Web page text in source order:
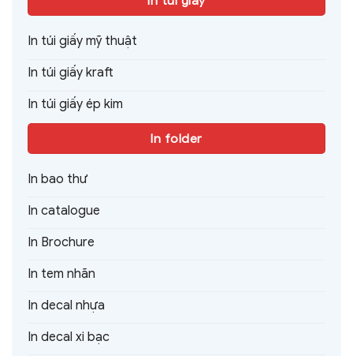
In túi giấy mỹ thuật
In túi giấy kraft
In túi giấy ép kim
In folder
In bao thư
In catalogue
In Brochure
In tem nhãn
In decal nhựa
In decal xi bạc